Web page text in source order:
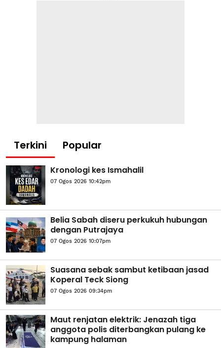
Terkini Popular
Kronologi kes Ismahalil
07 Ogos 2026 10:42pm
Belia Sabah diseru perkukuh hubungan
dengan Putrajaya
07 Ogos 2026 10:07pm
Suasana sebak sambut ketibaan jasad
Koperal Teck Siong
07 Ogos 2026 09:34pm
Maut renjatan elektrik: Jenazah tiga
anggota polis diterbangkan pulang ke
kampung halaman